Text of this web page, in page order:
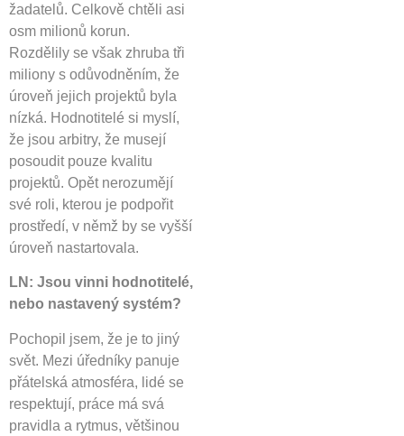
žadatelů. Celkově chtěli asi
osm milionů korun.
Rozdělily se však zhruba tři
miliony s odůvodněním, že
úroveň jejich projektů byla
nízká. Hodnotitelé si myslí,
že jsou arbitry, že musejí
posoudit pouze kvalitu
projektů. Opět nerozumějí
své roli, kterou je podpořit
prostředí, v němž by se vyšší
úroveň nastartovala.
LN: Jsou vinni hodnotitelé,
nebo nastavený systém?
Pochopil jsem, že je to jiný
svět. Mezi úředníky panuje
přátelská atmosféra, lidé se
respektují, práce má svá
pravidla a rytmus, většinou